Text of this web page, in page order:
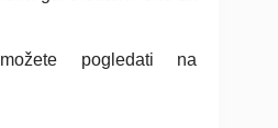
pogledati na